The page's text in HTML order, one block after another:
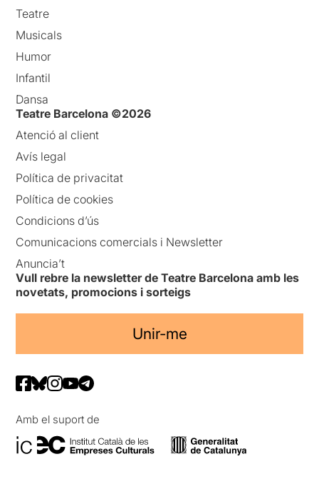
Teatre
Musicals
Humor
Infantil
Dansa
Teatre Barcelona ©2026
Atenció al client
Avís legal
Política de privacitat
Política de cookies
Condicions d’ús
Comunicacions comercials i Newsletter
Anuncia’t
Vull rebre la newsletter de Teatre Barcelona amb les
novetats, promocions i sorteigs
Unir-me
Amb el suport de